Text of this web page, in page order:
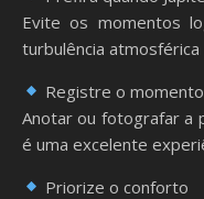
Evite os momentos
turbulência atmosférica
Registre o momento
Anotar ou fotografar a
é uma excelente
Priorize o conforto